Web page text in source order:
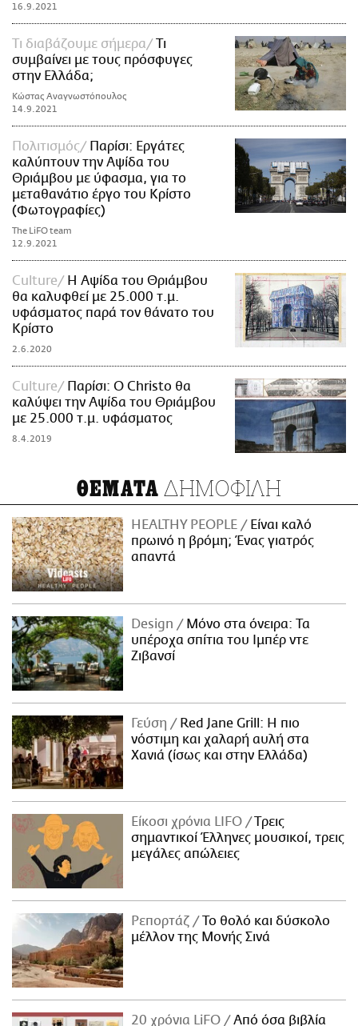
16.9.2021
Τι διαβάζουμε σήμερα
Τι
συμβαίνει με τους πρόσφυγες
στην Ελλάδα;
Κώστας Αναγνωστόπουλος
14.9.2021
Πολιτισμός
Παρίσι: Εργάτες
καλύπτουν την Αψίδα του
Θριάμβου με ύφασμα, για το
μεταθανάτιο έργο του Κρίστο
(Φωτογραφίες)
The LiFO team
12.9.2021
Culture
Η Αψίδα του Θριάμβου
θα καλυφθεί με 25.000 τ.μ.
υφάσματος παρά τον θάνατο του
Κρίστο
2.6.2020
Culture
Παρίσι: O Christo θα
καλύψει την Αψίδα του Θριάμβου
με 25.000 τ.μ. υφάσματος
8.4.2019
ΘΕΜΑΤΑ ΔΗΜΟΦΙΛΗ
HEALTHY PEOPLE
Είναι καλό
πρωινό η βρόμη; Ένας γιατρός
απαντά
Design
Μόνο στα όνειρα: Τα
υπέροχα σπίτια του Ιμπέρ ντε
Ζιβανσί
Γεύση
Red Jane Grill: Η πιο
νόστιμη και χαλαρή αυλή στα
Χανιά (ίσως και στην Ελλάδα)
Είκοσι χρόνια LIFO
Tρεις
σημαντικοί Έλληνες μουσικοί, τρεις
μεγάλες απώλειες
Ρεπορτάζ
Το θολό και δύσκολο
μέλλον της Μονής Σινά
20 χρόνια LiFO Από όσα βιβλία